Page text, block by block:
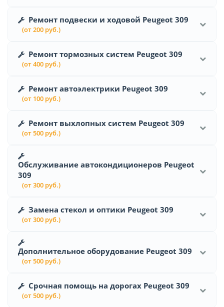
Ремонт подвески и ходовой Peugeot 309
(от 200 руб.)
Ремонт тормозных систем Peugeot 309
(от 400 руб.)
Ремонт автоэлектрики Peugeot 309
(от 100 руб.)
Ремонт выхлопных систем Peugeot 309
(от 500 руб.)
Обслуживание автокондиционеров Peugeot
309
(от 300 руб.)
Замена стекол и оптики Peugeot 309
(от 300 руб.)
Дополнительное оборудование Peugeot 309
(от 500 руб.)
Срочная помощь на дорогах Peugeot 309
(от 500 руб.)